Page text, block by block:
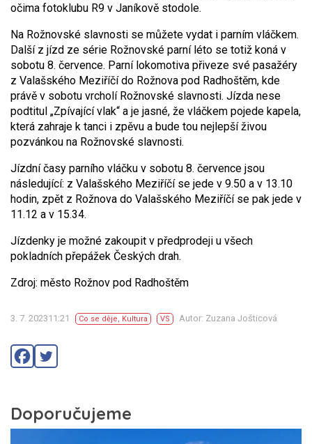
očima fotoklubu R9 v Janíkově stodole.
Na Rožnovské slavnosti se můžete vydat i parním vláčkem.
Další z jízd ze série Rožnovské parní léto se totiž koná v
sobotu 8. července. Parní lokomotiva přiveze své pasažéry
z Valašského Meziříčí do Rožnova pod Radhoštěm, kde
právě v sobotu vrcholí Rožnovské slavnosti. Jízda nese
podtitul „Zpívající vlak“ a je jasné, že vláčkem pojede kapela,
která zahraje k tanci i zpěvu a bude tou nejlepší živou
pozvánkou na Rožnovské slavnosti.
Jízdní časy parního vláčku v sobotu 8. července jsou
následující: z Valašského Meziříčí se jede v 9.50 a v 13.10
hodin, zpět z Rožnova do Valašského Meziříčí se pak jede v
11.12 a v 15.34.
Jízdenky je možné zakoupit v předprodeji u všech
pokladních přepážek Českých drah.
Zdroj: město Rožnov pod Radhoštěm
3. 7. 202311:21 Co se děje, Kultura VS Autor: Zuzana Jošticová